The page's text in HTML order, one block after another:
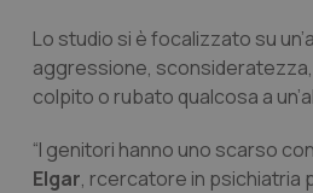
Lo studio si è focalizzato su
aggressione,
colpito o rubato qualcosa a
“I genitori hanno uno scarso
Elgar, rcercatore in psichiatria